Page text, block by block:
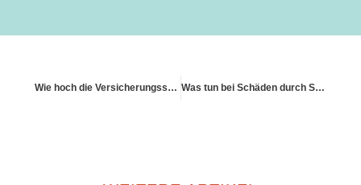
Wie hoch die Versicherungssummen bei Großschäden ausfallen können Was tun bei Schäden durch Schimmel